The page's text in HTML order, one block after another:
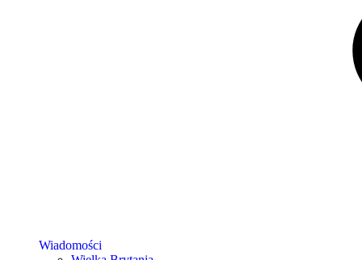
Wiadomości